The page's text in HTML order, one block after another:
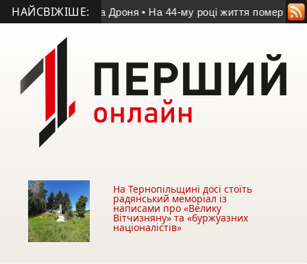
НАЙСВІЖІШЕ:
Дроня • На 44-му році життя помер учасник АТО
На Тернопільщині досі стоїть
радянський меморіал із
написами про «Велику
Вітчизняну» та «буржуазних
націоналістів»